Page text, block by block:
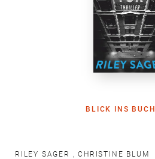
BLICK INS BUCH
RILEY SAGER ,CHRISTINE BLUM